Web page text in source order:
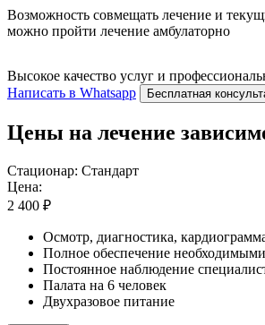
Возможность совмещать лечение и
можно пройти лечение амбулаторно
Высокое качество услуг и
Написать в Whatsapp
Бесплатная
Цены на лечение
Стационар: Стандарт
Цена:
2 400 ₽
Осмотр, диагностика,
Полное обеспечение
Постоянное наблюдение
Палата на 6 человек
Двухразовое питание